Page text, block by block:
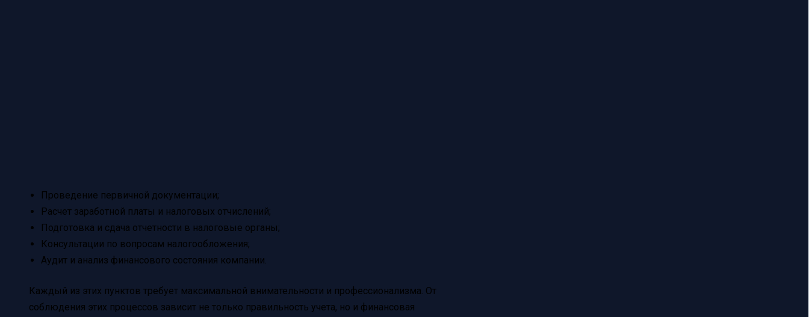
Проведение первичной документации;
Расчет заработной платы и налоговых отчислений;
Подготовка и сдача отчетности в налоговые органы;
Консультации по вопросам налогообложения;
Аудит и анализ финансового состояния компании.
Каждый из этих пунктов требует максимальной внимательности и профессионализма. От
соблюдения этих процессов зависит не только правильность учета, но и финансовая